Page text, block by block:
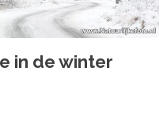
in de winter